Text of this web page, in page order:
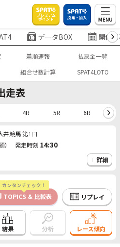
プレミアム
ポイント 投票・加入 MENU
データBOX 開催
着順速報
払戻金一覧
組合せ数計算 SPAT4LOTO
走表
4R 5R 6R
井競馬 第1日
） 発走時刻 14:30
詳細
カンタンチェック！
TOPICS & 比較表 リプレイ
結果 分析 レース傾向